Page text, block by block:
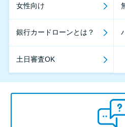
女性向け
銀行カードローンとは？
土日審査OK